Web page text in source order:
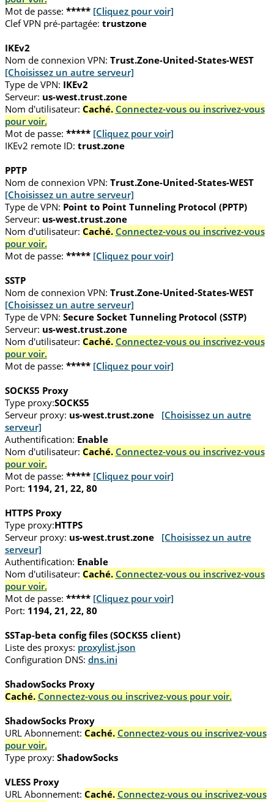
Mot de passe: ***** [Cliquez pour voir]
Clef VPN pré-partagée: trustzone
IKEv2
Nom de connexion VPN: Trust.Zone-United-States-WEST
[Choisissez un autre serveur]
Type de VPN: IKEv2
Serveur: us-west.trust.zone
Nom d'utilisateur: Caché. Connectez-vous ou inscrivez-vous
pour voir.
Mot de passe: ***** [Cliquez pour voir]
IKEv2 remote ID: trust.zone
PPTP
Nom de connexion VPN: Trust.Zone-United-States-WEST
[Choisissez un autre serveur]
Type de VPN: Point to Point Tunneling Protocol (PPTP)
Serveur: us-west.trust.zone
Nom d'utilisateur: Caché. Connectez-vous ou inscrivez-vous
pour voir.
Mot de passe: ***** [Cliquez pour voir]
SSTP
Nom de connexion VPN: Trust.Zone-United-States-WEST
[Choisissez un autre serveur]
Type de VPN: Secure Socket Tunneling Protocol (SSTP)
Serveur: us-west.trust.zone
Nom d'utilisateur: Caché. Connectez-vous ou inscrivez-vous
pour voir.
Mot de passe: ***** [Cliquez pour voir]
SOCKS5 Proxy
Type proxy:SOCKS5
Serveur proxy: us-west.trust.zone
[Choisissez un autre
serveur]
Authentification: Enable
Nom d'utilisateur: Caché. Connectez-vous ou inscrivez-vous
pour voir.
Mot de passe: ***** [Cliquez pour voir]
Port: 1194, 21, 22, 80
HTTPS Proxy
Type proxy:HTTPS
Serveur proxy: us-west.trust.zone
[Choisissez un autre
serveur]
Authentification: Enable
Nom d'utilisateur: Caché. Connectez-vous ou inscrivez-vous
pour voir.
Mot de passe: ***** [Cliquez pour voir]
Port: 1194, 21, 22, 80
SSTap-beta config files (SOCKS5 client)
Liste des proxys: proxylist.json
Configuration DNS: dns.ini
ShadowSocks Proxy
Caché. Connectez-vous ou inscrivez-vous pour voir.
ShadowSocks Proxy
URL Abonnement: Caché. Connectez-vous ou inscrivez-vous
pour voir.
Type proxy: ShadowSocks
VLESS Proxy
URL Abonnement: Caché. Connectez-vous ou inscrivez-vous